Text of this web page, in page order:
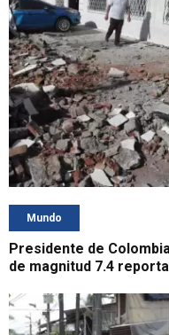
Mundo
Presidente de
de magnitud 7.4